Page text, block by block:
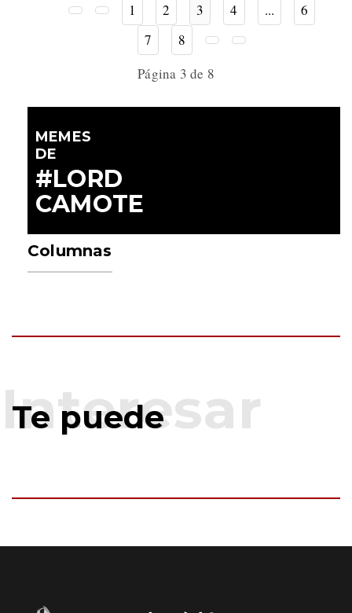
1 2 3 4 ...
6
7
8
Página 3 de 8
MEMES
DE
#LORD
CAMOTE
Columnas
Te puede